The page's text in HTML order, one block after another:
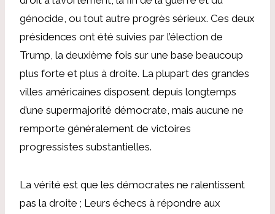
génocide, ou tout autre progrès sérieux. Ces deux
présidences ont été suivies par l’élection de
Trump, la deuxième fois sur une base beaucoup
plus forte et plus à droite. La plupart des grandes
villes américaines disposent depuis longtemps
d’une supermajorité démocrate, mais aucune ne
remporte généralement de victoires
progressistes substantielles.
La vérité est que les démocrates ne ralentissent
pas la droite ; Leurs échecs à répondre aux